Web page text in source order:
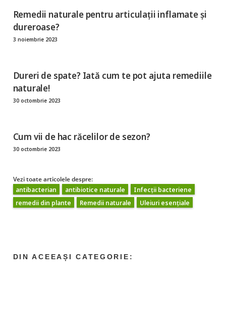
Remedii naturale pentru articulații inflamate și
dureroase?
3 noiembrie 2023
Dureri de spate? Iată cum te pot ajuta remediile
naturale!
30 octombrie 2023
Cum vii de hac răcelilor de sezon?
30 octombrie 2023
Vezi toate articolele despre:
antibacterian
antibiotice naturale
Infecții bacteriene
remedii din plante
Remedii naturale Uleiuri esențiale